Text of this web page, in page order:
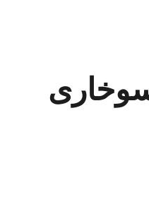
سوخاری